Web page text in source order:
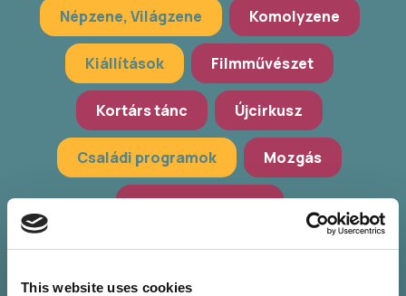
This website uses cookies
Népzene, Világzene Komolyzene
Kiállítások Filmművészet
Kortárs tánc Újcirkusz
Családi programok Mozgás
Hagyományőrzés
Workshop, előadások Zöld programok